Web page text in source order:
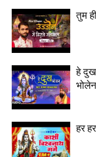
तुम
हे
हर